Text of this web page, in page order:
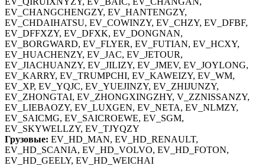
EV_CHANGCHENGZY, EV_HANTENGZY,
EV_CHDAIHATSU, EV_COWINZY, EV_CHZY, EV_DFBF,
EV_DFFXZY, EV_DFXK, EV_DONGNAN,
EV_BORGWARD, EV_FLYER, EV_FUTIAN, EV_HCXY,
EV_HUACHENZY, EV_JAC, EV_JETOUR,
EV_JIACHUANZY, EV_JILIZY, EV_JMEV, EV_JOYLONG,
EV_KARRY, EV_TRUMPCHI, EV_KAWEIZY, EV_WM,
EV_XP, EV_YQJC, EV_YUEJINZY, EV_ZHIJUNZY,
EV_ZHONGTAI, EV_ZHONGXINGZHY, V_ZZNISSANZY,
EV_LIEBAOZY, EV_LUXGEN, EV_NETA, EV_NLMZY,
EV_SAICMG, EV_SAICROEWE, EV_SGM,
EV_SKYWELLZY, EV_TJYQZY
Грузовые: EV_HD_MAN, EV_HD_RENAULT,
EV_HD_SCANIA, EV_HD_VOLVO, EV_HD_FOTON,
EV_HD_GEELY, EV_HD_WEICHAI